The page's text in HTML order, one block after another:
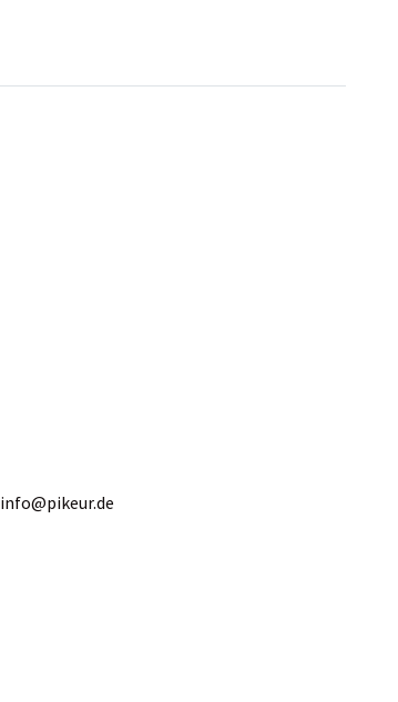
info@pikeur.de